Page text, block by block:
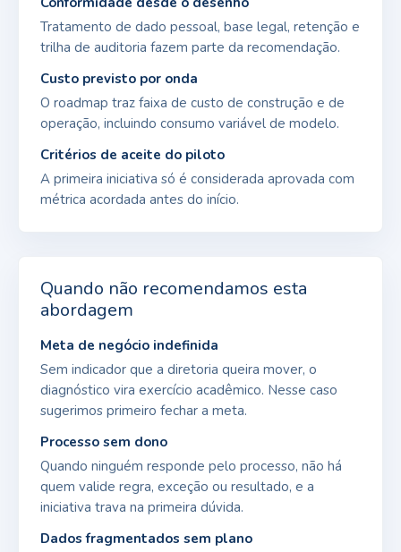
Tratamento de dado pessoal, base legal, retenção e
trilha de auditoria fazem parte da recomendação.
Custo previsto por onda
O roadmap traz faixa de custo de construção e de
operação, incluindo consumo variável de modelo.
Critérios de aceite do piloto
A primeira iniciativa só é considerada aprovada com
métrica acordada antes do início.
Quando não recomendamos esta
abordagem
Meta de negócio indefinida
Sem indicador que a diretoria queira mover, o
diagnóstico vira exercício acadêmico. Nesse caso
sugerimos primeiro fechar a meta.
Processo sem dono
Quando ninguém responde pelo processo, não há
quem valide regra, exceção ou resultado, e a
iniciativa trava na primeira dúvida.
Dados fragmentados sem plano